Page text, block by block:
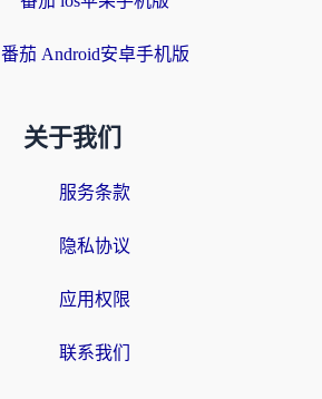
番茄 Android安卓手机版
关于我们
服务条款
隐私协议
应用权限
联系我们